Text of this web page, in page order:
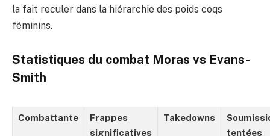
la fait reculer dans la hiérarchie des poids coqs
féminins.
Statistiques du combat Moras vs Evans-
Smith
Combattante
Frappes
significatives
Takedowns
tentées